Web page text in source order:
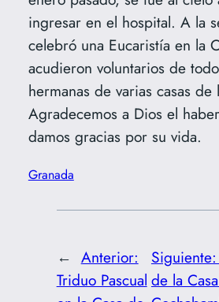
ingresar en el hospital. A la
celebró una Eucaristía en la
acudieron voluntarios de
hermanas de varias casas de
Agradecemos a Dios el
damos gracias por su vida.
Granada
← Anterior:
Triduo Pascual
Siguiente:
de la